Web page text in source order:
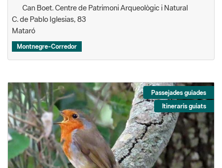
Can Boet. Centre de Patrimoni Arqueològic i Natural
C. de Pablo Iglesias, 83
Mataró
Montnegre-Corredor
Passejades guiades
Itineraris guiats